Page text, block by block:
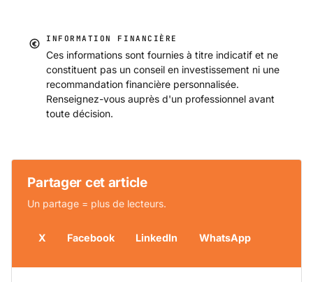
INFORMATION FINANCIÈRE
Ces informations sont fournies à titre indicatif et ne
constituent pas un conseil en investissement ni une
recommandation financière personnalisée.
Renseignez-vous auprès d'un professionnel avant
toute décision.
Partager cet article
Un partage = plus de lecteurs.
X Facebook LinkedIn WhatsApp